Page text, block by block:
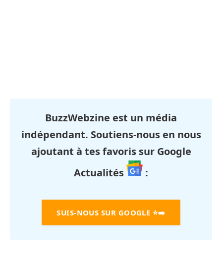
BuzzWebzine est un média
indépendant. Soutiens-nous en nous
ajoutant à tes favoris sur Google
Actualités
:
SUIS-NOUS SUR GOOGLE ⭐➡️